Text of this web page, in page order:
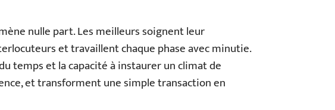
nulle part. Les meilleurs soignent leur
et travaillent chaque phase avec minutie.
temps et la capacité à instaurer un climat de
et transforment une simple transaction en